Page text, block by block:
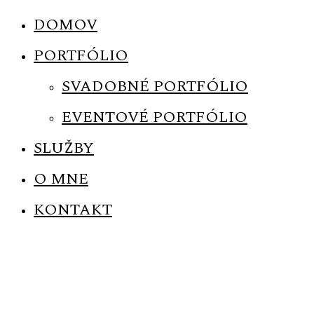
DOMOV
PORTFÓLIO
SVADOBNÉ PORTFÓLIO
EVENTOVÉ PORTFÓLIO
SLUŽBY
O MNE
KONTAKT